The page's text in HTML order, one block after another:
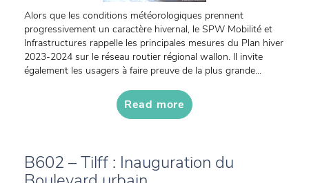
Alors que les conditions météorologiques prennent
progressivement un caractère hivernal, le SPW Mobilité et
Infrastructures rappelle les principales mesures du Plan hiver
2023-2024 sur le réseau routier régional wallon. Il invite
également les usagers à faire preuve de la plus grande...
Read more
B602 – Tilff : Inauguration du